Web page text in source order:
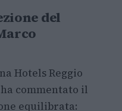
del
Hotels Reggio
ha commentato il
equilibrata: